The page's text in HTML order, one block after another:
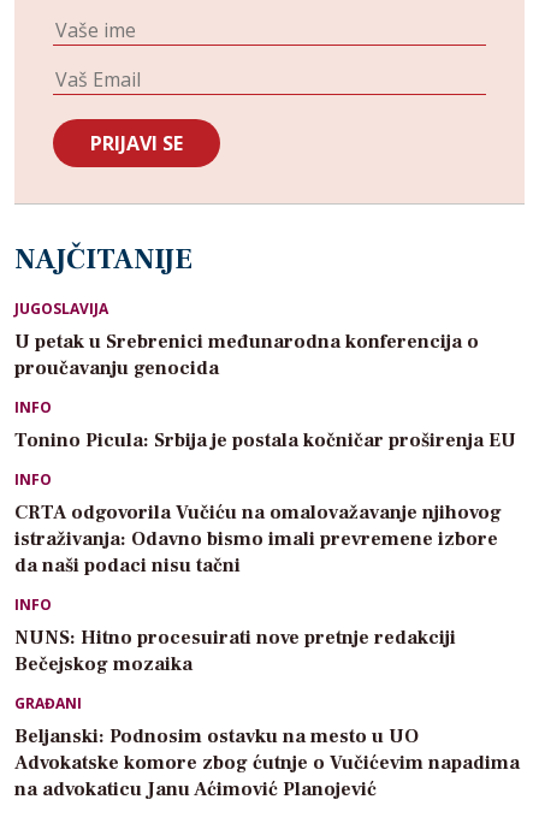
NAJČITANIJE
JUGOSLAVIJA
U petak u Srebrenici međunarodna konferencija o
proučavanju genocida
INFO
Tonino Picula: Srbija je postala kočničar proširenja EU
INFO
CRTA odgovorila Vučiću na omalovažavanje njihovog
istraživanja: Odavno bismo imali prevremene izbore
da naši podaci nisu tačni
INFO
NUNS: Hitno procesuirati nove pretnje redakciji
Bečejskog mozaika
GRAĐANI
Beljanski: Podnosim ostavku na mesto u UO
Advokatske komore zbog ćutnje o Vučićevim napadima
na advokaticu Janu Aćimović Planojević